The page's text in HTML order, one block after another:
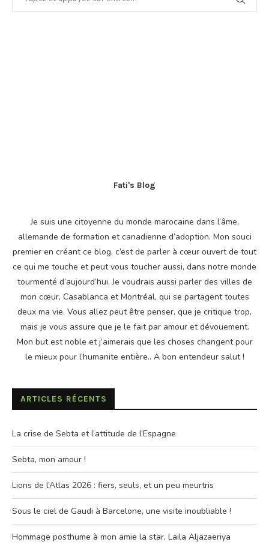
Fati's Blog
Je suis une citoyenne du monde marocaine dans l’âme,
allemande de formation et canadienne d’adoption. Mon souci
premier en créant ce blog, c’est de parler à cœur ouvert de tout
ce qui me touche et peut vous toucher aussi, dans notre monde
tourmenté d’aujourd’hui. Je voudrais aussi parler des villes de
mon cœur, Casablanca et Montréal, qui se partagent toutes
deux ma vie. Vous allez peut être penser, que je critique trop,
mais je vous assure que je le fait par amour et dévouement.
Mon but est noble et j’aimerais que les choses changent pour
le mieux pour l’humanite entière.. A bon entendeur salut !
ARTICLES RÉCENTS
La crise de Sebta et l’attitude de l’Espagne
Sebta, mon amour !
Lions de l’Atlas 2026 : fiers, seuls, et un peu meurtris
Sous le ciel de Gaudi à Barcelone, une visite inoubliable !
Hommage posthume à mon amie la star, Laila Aljazaeriya